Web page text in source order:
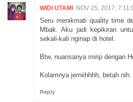
WIDI UTAMI NOV 25, 2017,
Seru menikmati quality time
Mbak. Aku jadi kepikiran
sekali-kali nginap di hotel.
Btw, nuansanya mirip dengan
Kolamnya jerniihhhh, betah
Reply